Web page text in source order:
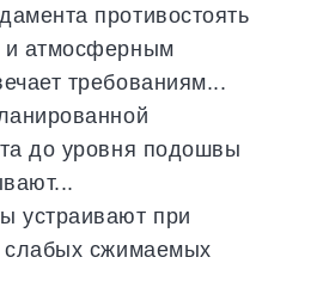
противостоять
и атмосферным
требованиям...
до уровня подошвы
устраивают при
слабых сжимаемых